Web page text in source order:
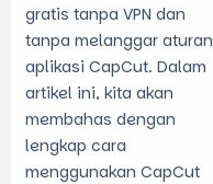
gratis tanpa VPN dan
tanpa melanggar aturan
aplikasi CapCut. Dalam
artikel ini, kita akan
membahas dengan
lengkap cara
menggunakan CapCut